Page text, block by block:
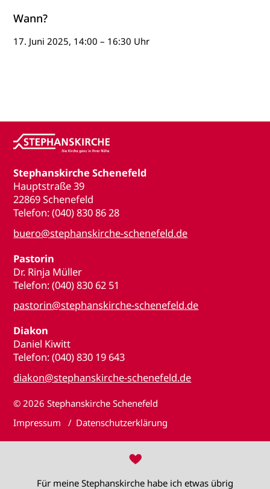
Wann?
17. Juni 2025, 14:00 – 16:30 Uhr
Stephanskirche Schenefeld
Hauptstraße 39
22869 Schenefeld
Telefon: (040) 830 86 28
buero@stephanskirche-schenefeld.de
Pastorin
Dr. Rinja Müller
Telefon: (040) 830 62 51
pastorin@stephanskirche-schenefeld.de
Diakon
Daniel Kiwitt
Telefon: (040) 830 19 643
diakon@stephanskirche-schenefeld.de
© 2026 Stephanskirche Schenefeld
Impressum
Datenschutzerklärung
♥
Für meine Stephanskirche habe ich etwas übrig